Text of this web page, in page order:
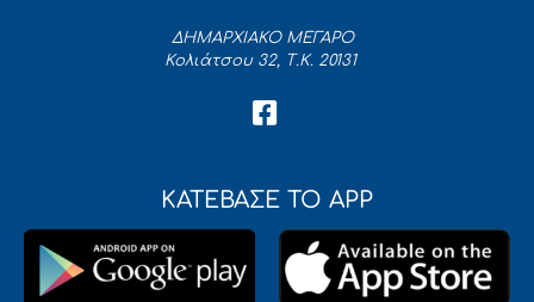
ΔΗΜΑΡΧΙΑΚΟ ΜΕΓΑΡΟ
Κολιάτσου 32, Τ.Κ. 20131
ΚΑΤΕΒΑΣΕ ΤΟ APP